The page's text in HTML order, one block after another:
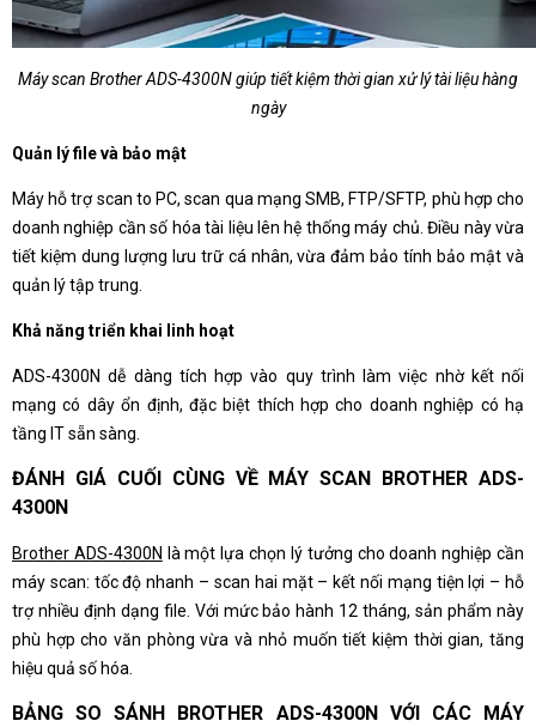
Máy scan Brother ADS-4300N giúp tiết kiệm thời gian xử lý tài liệu hàng
ngày
Quản lý file và bảo mật
Máy hỗ trợ scan to PC, scan qua mạng SMB, FTP/SFTP, phù hợp cho
doanh nghiệp cần số hóa tài liệu lên hệ thống máy chủ. Điều này vừa
tiết kiệm dung lượng lưu trữ cá nhân, vừa đảm bảo tính bảo mật và
quản lý tập trung.
Khả năng triển khai linh hoạt
ADS-4300N dễ dàng tích hợp vào quy trình làm việc nhờ kết nối
mạng có dây ổn định, đặc biệt thích hợp cho doanh nghiệp có hạ
tầng IT sẵn sàng.
ĐÁNH GIÁ CUỐI CÙNG VỀ MÁY SCAN BROTHER ADS-
4300N
Brother ADS-4300N là một lựa chọn lý tưởng cho doanh nghiệp cần
máy scan: tốc độ nhanh – scan hai mặt – kết nối mạng tiện lợi – hỗ
trợ nhiều định dạng file. Với mức bảo hành 12 tháng, sản phẩm này
phù hợp cho văn phòng vừa và nhỏ muốn tiết kiệm thời gian, tăng
hiệu quả số hóa.
BẢNG SO SÁNH BROTHER ADS-4300N VỚI CÁC MÁY